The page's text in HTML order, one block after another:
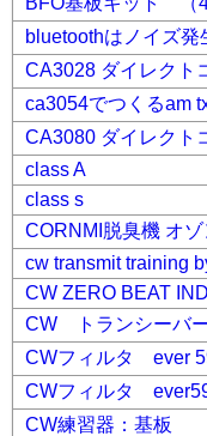
bluetoothはノイズ発
CA3028 ダイレクト
ca3054でつくるam
CA3080 ダイレクト
class A
class s
CORNMI脱臭機 オ
cw transmit training
CW ZERO BEAT
CW トランシーバ
CWフィルタ ever
CWフィルタ
CW練習器：基板